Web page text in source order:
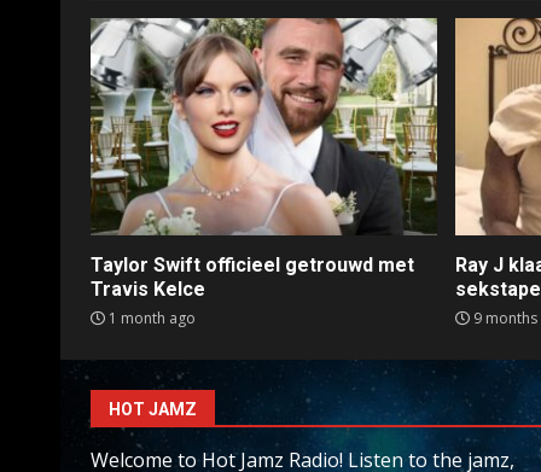
Taylor Swift officieel getrouwd met
Travis Kelce
1 month ago
Ray J
sekstape
9 months
HOT JAMZ
Welcome to Hot Jamz Radio! Listen to the jamz,